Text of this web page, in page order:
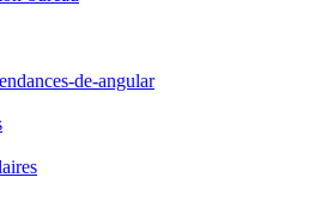
de-angular